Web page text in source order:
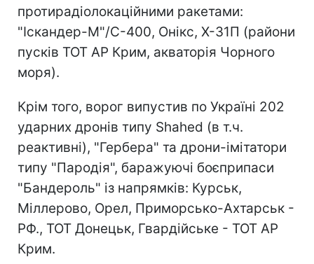
протирадіолокаційними ракетами:
"Іскандер-М"/С-400, Онікс, Х-31П (райони
пусків ТОТ АР Крим, акваторія Чорного
моря).
Крім того, ворог випустив по Україні 202
ударних дронів типу Shahed (в т.ч.
реактивні), "Гербера" та дрони-імітатори
типу "Пародія", баражуючі боєприпаси
"Бандероль" із напрямків: Курськ,
Міллерово, Орел, Приморсько-Ахтарськ -
РФ., ТОТ Донецьк, Гвардійське - ТОТ АР
Крим.